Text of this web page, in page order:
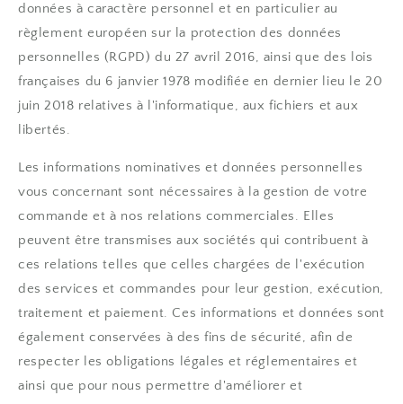
données à caractère personnel et en particulier au
règlement européen sur la protection des données
personnelles (RGPD) du 27 avril 2016, ainsi que des lois
françaises du 6 janvier 1978 modifiée en dernier lieu le 20
juin 2018 relatives à l'informatique, aux fichiers et aux
libertés.
Les informations nominatives et données personnelles
vous concernant sont nécessaires à la gestion de votre
commande et à nos relations commerciales. Elles
peuvent être transmises aux sociétés qui contribuent à
ces relations telles que celles chargées de l'exécution
des services et commandes pour leur gestion, exécution,
traitement et paiement. Ces informations et données sont
également conservées à des fins de sécurité, afin de
respecter les obligations légales et réglementaires et
ainsi que pour nous permettre d'améliorer et